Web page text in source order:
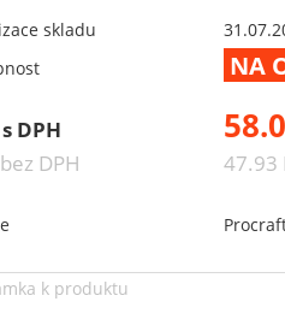
skladu
NA
DPH
DPH 47.93